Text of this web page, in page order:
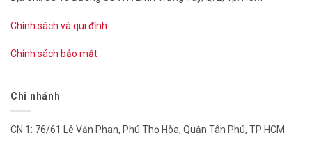
Chính sách và qui định
Chính sách bảo mật
Chi nhánh
CN 1: 76/61 Lê Văn Phan, Phú Thọ Hòa, Quận Tân Phú, TP HCM